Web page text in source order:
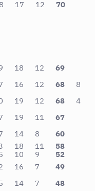
17 12 70
18 12
69
16 12 68
8
19 12 68
4
19 11
67
14 8
60
18 11
58
10 9
52
16 7
49
14 7
48